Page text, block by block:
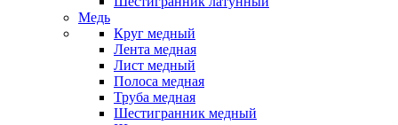
Медь
Круг медный
Лента медная
Лист медный
Полоса медная
Труба медная
Шестигранник медный